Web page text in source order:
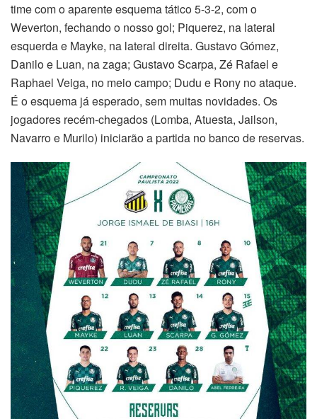
time com o aparente esquema tático 5-3-2, com o
Weverton, fechando o nosso gol; Piquerez, na lateral
esquerda e Mayke, na lateral direita. Gustavo Gómez,
Danilo e Luan, na zaga; Gustavo Scarpa, Zé Rafael e
Raphael Veiga, no meio campo; Dudu e Rony no ataque.
É o esquema já esperado, sem muitas novidades. Os
jogadores recém-chegados (Lomba, Atuesta, Jailson,
Navarro e Murilo) iniciarão a partida no banco de reservas.